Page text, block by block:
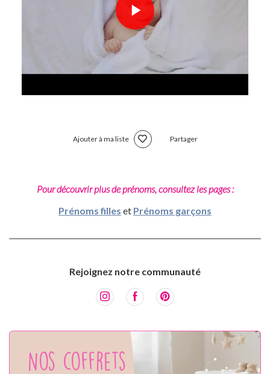
Ajouter à ma liste Partager
Pour découvrir plus de prénoms, consultez les pages :
Prénoms filles et Prénoms garçons
Rejoignez notre communauté
Nos coffrets